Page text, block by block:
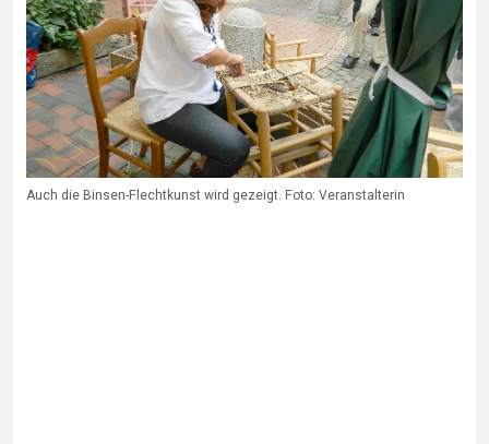
Auch die Binsen-Flechtkunst wird gezeigt. Foto: Veranstalterin